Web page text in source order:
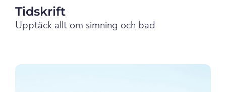
Tidskrift
Upptäck allt om simning och bad